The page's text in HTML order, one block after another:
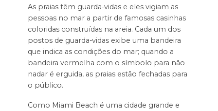
As praias têm guarda-vidas e eles vigiam as
pessoas no mar a partir de famosas casinhas
coloridas construídas na areia. Cada um dos
postos de guarda-vidas exibe uma bandeira
que indica as condições do mar; quando a
bandeira vermelha com o símbolo para não
nadar é erguida, as praias estão fechadas para
o público.
Como Miami Beach é uma cidade grande e